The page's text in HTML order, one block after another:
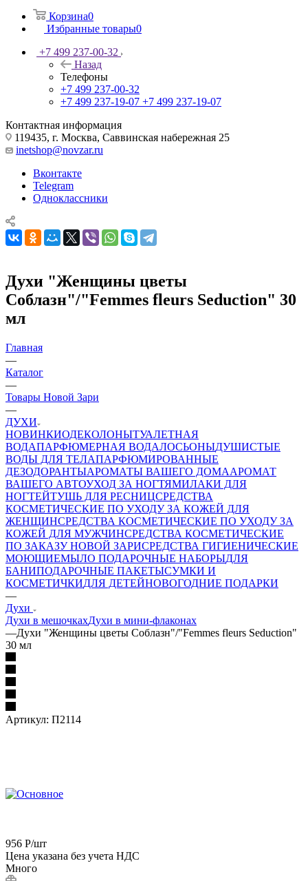
Корзина0
Избранные товары0
+7 499 237-00-32
Назад
Телефоны
+7 499 237-00-32
+7 499 237-19-07 +7 499 237-19-07
Контактная информация
119435, г. Москва, Саввинская набережная 25
inetshop@novzar.ru
Вконтакте
Telegram
Одноклассники
Духи "Женщины цветы
Соблазн"/"Femmes fleurs Seduction" 30
мл
Главная
—
Каталог
—
Товары Новой Зари
—
ДУХИ
НОВИНКИОДЕКОЛОНЫТУАЛЕТНАЯ
ВОДАПАРФЮМЕРНАЯ ВОДАЛОСЬОНЫДУШИСТЫЕ
ВОДЫ ДЛЯ ТЕЛАПАРФЮМИРОВАННЫЕ
ДЕЗОДОРАНТЫАРОМАТЫ ВАШЕГО ДОМААРОМАТ
ВАШЕГО АВТОУХОД ЗА НОГТЯМИЛАКИ ДЛЯ
НОГТЕЙТУШЬ ДЛЯ РЕСНИЦСРЕДСТВА
КОСМЕТИЧЕСКИЕ ПО УХОДУ ЗА КОЖЕЙ ДЛЯ
ЖЕНЩИНСРЕДСТВА КОСМЕТИЧЕСКИЕ ПО УХОДУ ЗА
КОЖЕЙ ДЛЯ МУЖЧИНСРЕДСТВА КОСМЕТИЧЕСКИЕ
ПО ЗАКАЗУ НОВОЙ ЗАРИСРЕДСТВА ГИГИЕНИЧЕСКИЕ
МОЮЩИЕМЫЛО ПОДАРОЧНЫЕ НАБОРЫДЛЯ
БАНИПОДАРОЧНЫЕ ПАКЕТЫСУМКИ И
КОСМЕТИЧКИДЛЯ ДЕТЕЙНОВОГОДНИЕ ПОДАРКИ
—
Духи
Духи в мешочкахДухи в мини-флаконах
—Духи "Женщины цветы Соблазн"/"Femmes fleurs Seduction"
30 мл
Артикул: П2114
956 Р/шт
Цена указана без учета НДС
Много